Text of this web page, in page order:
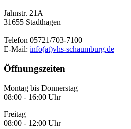
Jahnstr. 21A
31655 Stadthagen
Telefon 05721/703-7100
E-Mail: info(at)vhs-schaumburg.de
Öffnungszeiten
Montag bis Donnerstag
08:00 - 16:00 Uhr
Freitag
08:00 - 12:00 Uhr